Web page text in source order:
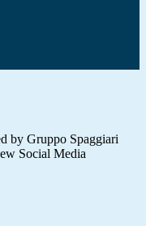
by Gruppo Spaggiari
Social Media